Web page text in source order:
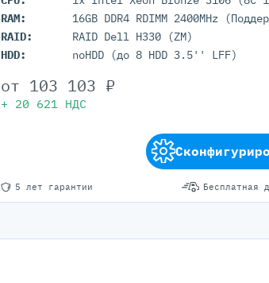
RAM:
RAID:
RAID Dell H330 (ZM)
HDD:
noHDD (до 8 HDD 3.5'' LFF)
5 лет гарантии Бесплатная
от 103 103 ₽
+ 20 621 НДС